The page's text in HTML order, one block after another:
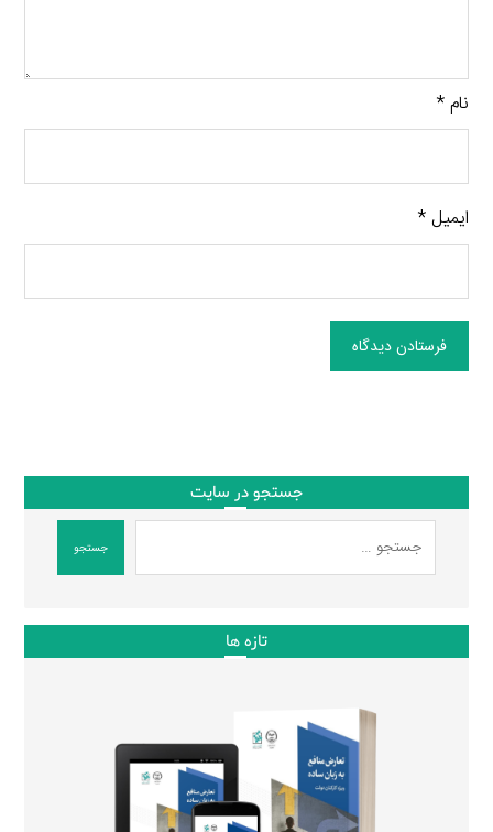
نام*
ایمیل*
فرستادن دیدگاه
جستجو در سایت
جستجو
تازه ها